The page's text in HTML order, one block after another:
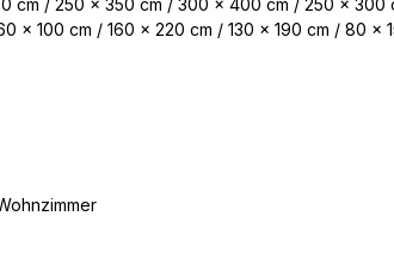
cm / 250 x 350 cm / 300 x 400 cm / 250 x 300
x 100 cm / 160 x 220 cm / 130 x 190 cm / 80 x